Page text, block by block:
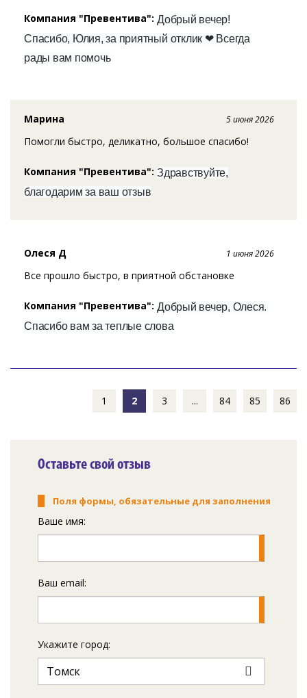
Компания "Превентива": Добрый вечер!
Спасибо, Юлия, за приятный отклик ❤ Всегда
рады вам помочь
5 июня 2026
Марина
Помогли быстро, деликатно, большое спасибо!
Компания "Превентива": Здравствуйте,
благодарим за ваш отзыв
1 июня 2026
Олеся Д
Все прошло быстро, в приятной обстановке
Компания "Превентива": Добрый вечер, Олеся.
Спасибо вам за теплые слова
1 2 3 ... 84 85 86
Оставьте свой отзыв
Поля формы, обязательные для заполнения
Ваше имя:
Ваш email:
Укажите город: